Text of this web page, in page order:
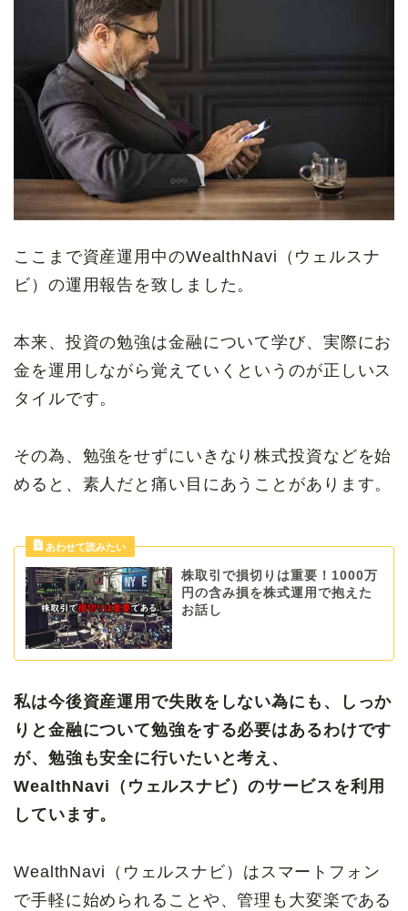
ここまで資産運用中のWealthNavi（ウェルスナ
ビ）の運用報告を致しました。
本来、投資の勉強は金融について学び、実際にお
金を運用しながら覚えていくというのが正しいス
タイルです。
その為、勉強をせずにいきなり株式投資などを始
めると、素人だと痛い目にあうことがあります。
株取引で損切りは重要！1000万
円の含み損を株式運用で抱えた
お話し
私は今後資産運用で失敗をしない為にも、しっか
りと金融について勉強をする必要はあるわけです
が、勉強も安全に行いたいと考え、
WealthNavi（ウェルスナビ）のサービスを利用
しています。
WealthNavi（ウェルスナビ）はスマートフォン
で手軽に始められることや、管理も大変楽である